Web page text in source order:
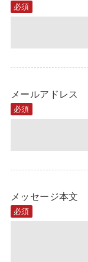
必須
メールアドレス
必須
メッセージ本文
必須